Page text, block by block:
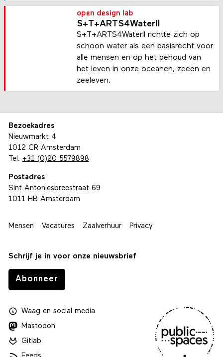
open design lab
S+T+ARTS4WaterII
S+T+ARTS4WaterII richtte zich op
schoon water als een basisrecht voor
alle mensen en op het behoud van
het leven in onze oceanen, zeeën en
zeeleven.
Bezoekadres
Nieuwmarkt 4
1012 CR Amsterdam
Tel. +31 (0)20 5579898
Postadres
Sint Antoniesbreestraat 69
1011 HB Amsterdam
Mensen Vacatures Zaalverhuur Privacy
Schrijf je in voor onze nieuwsbrief
Abonneer
Waagen social media
Mastodon
Gitlab